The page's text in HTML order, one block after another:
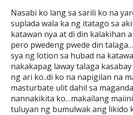
Nasabi ko lang sa sarili ko na
suplada wala ka ng itatago sa
katawan nya at di din kalakihan
pero pwedeng pwede din
sya ng lotion sa hubad na
nakakapag laway talaga
ng ari ko..di ko na napigilan na
masturbate ulit dahil sa
nannakikita ko…makailang
tuluyan ng bumulwak ang likido